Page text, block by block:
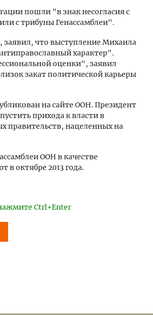
пошли "в знак несогласия с
с трибуны Генассамблеи".
заявил, что выступление Михаила
характер".
оценки", заявил
закат политической карьеры
на сайте ООН. Президент
прихода к власти в
правительств, нацеленных на
ООН в качестве
в октябре 2013 года.
Ctrl+Enter